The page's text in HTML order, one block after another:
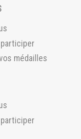
médailles